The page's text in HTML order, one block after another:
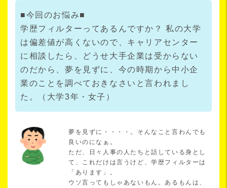
■今回のお悩み■
学歴フィルターってあるんですか？ 私の大学
は偏差値が高くないので、キャリアセンター
に相談したら、どうせ大手企業は受からない
のだから、夢を見ずに、今の時期から中小企
業のことを調べておきなさいと言われまし
た。（大学3年・女子）
夢を見ずに・・・・。そんなこと言わんでも
良いのになぁ。
ただ、日々人事の人たちと話している身とし
て、これだけは言うけど、学歴フィルターは
「あります」。
ウソ言ってもしゃあないもん。あるもんは、